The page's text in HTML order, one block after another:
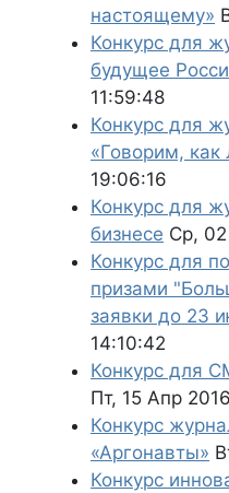
настоящему»
Конкурс для
будущее
11:59:48
Конкурс для
«Говорим, как
19:06:16
Конкурс для
бизнесе Ср,
Конкурс для
призами
заявки до 23
14:10:42
Конкурс для
Пт, 15 Апр
Конкурс
«Аргонавты»
Конкурс